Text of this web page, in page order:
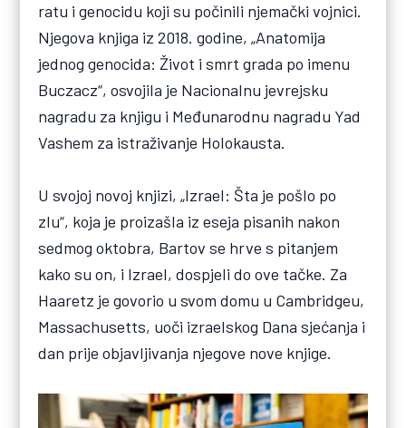
ratu i genocidu koji su počinili njemački vojnici.
Njegova knjiga iz 2018. godine, „Anatomija
jednog genocida: Život i smrt grada po imenu
Buczacz“, osvojila je Nacionalnu jevrejsku
nagradu za knjigu i Međunarodnu nagradu Yad
Vashem za istraživanje Holokausta.
U svojoj novoj knjizi, „Izrael: Šta je pošlo po
zlu“, koja je proizašla iz eseja pisanih nakon
sedmog oktobra, Bartov se hrve s pitanjem
kako su on, i Izrael, dospjeli do ove tačke. Za
Haaretz je govorio u svom domu u Cambridgeu,
Massachusetts, uoči izraelskog Dana sjećanja i
dan prije objavljivanja njegove nove knjige.